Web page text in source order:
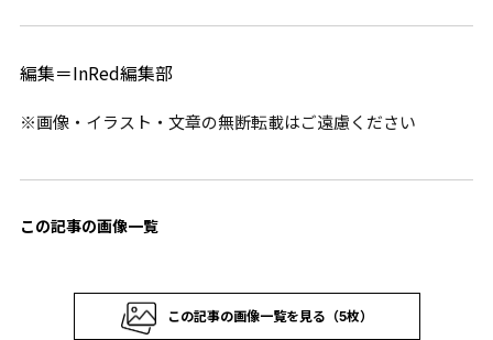
編集＝InRed編集部
※画像・イラスト・文章の無断転載はご遠慮ください
この記事の画像一覧
この記事の画像一覧を見る（5枚）